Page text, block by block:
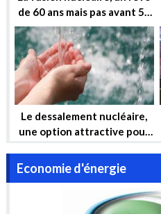
de 60 ans mais pas avant 50
ans !
Le dessalement nucléaire,
une option attractive pour
et la sécurité énergétique
de l’Algérie à long terme
Economie d'énergie